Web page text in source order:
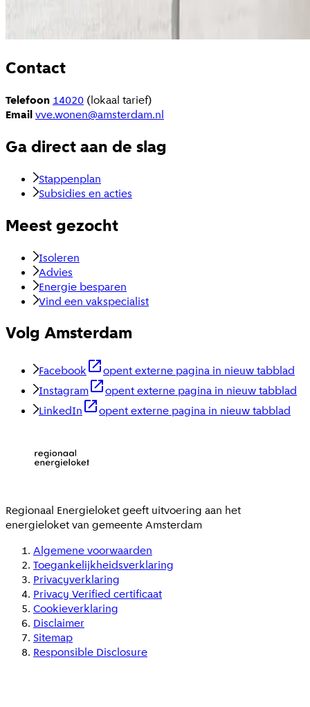
Contact
Telefoon 14020 (lokaal tarief)
Emailvve.wonen@amsterdam.nl
Ga direct aan de slag
Stappenplan
Subsidies en acties
Meest gezocht
Isoleren
Advies
Energie besparen
Vind een vakspecialist
Volg Amsterdam
Facebook
opent externe pagina in nieuw tabblad
Instagram
opent externe pagina in nieuw tabblad
LinkedIn
opent externe pagina in nieuw tabblad
Regionaal Energieloketgeeft uitvoering aan het
energieloket van gemeenteAmsterdam
Algemene voorwaarden
Toegankelijkheidsverklaring
Privacyverklaring
Privacy Verified certificaat
Cookieverklaring
Disclaimer
Sitemap
Responsible Disclosure